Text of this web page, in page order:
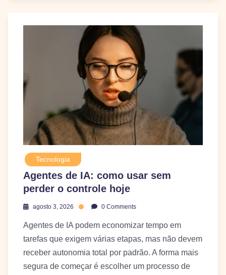
Tecnologia
Agentes de IA: como usar sem
perder o controle hoje
agosto 3, 2026 0 Comments
Agentes de IA podem economizar tempo em
tarefas que exigem várias etapas, mas não devem
receber autonomia total por padrão. A forma mais
segura de começar é escolher um processo de